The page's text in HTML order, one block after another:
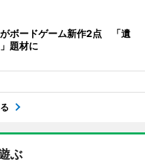
ボードゲーム新作2点 「遺
題材に
ぶ